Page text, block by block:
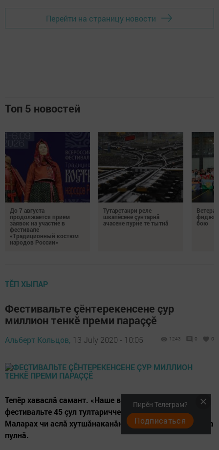
Перейти на страницу новости
Топ 5 новостей
До 7 августа
продолжается прием
заявок на участие в
фестивале
«Традиционный костюм
народов России»
Тутарстанри реле
шкапӗсене çунтарнă
ачасене пурне те тытнă
бою
ТӖП ХЫПАР
Фестивальте çӗнтерекенсене çур
миллион тенкӗ преми параççӗ
Альберт Кольцов, 13 July 2020 - 10:05 1243 0 0
Тепӗр хаваслă самант. «Наше время - Безнең заман»
фестивальте 45 çул тултариччен хутшăнма юрать.
Маларах чи аслă хутшăнаканăн 41 çулта кăна пулмалла
пулнă.
Пирӗн Телеграм?
Подписаться